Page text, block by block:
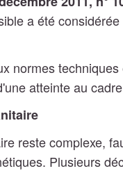
a été
normes
atteinte au
reste complexe,
Plusieurs